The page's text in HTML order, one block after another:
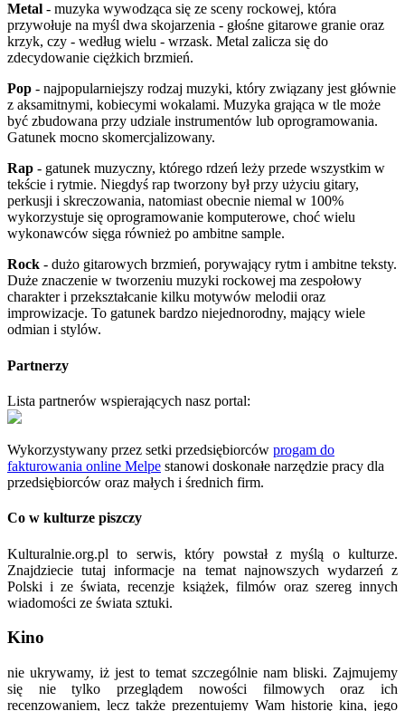
Metal - muzyka wywodząca się ze sceny rockowej, która
przywołuje na myśl dwa skojarzenia - głośne gitarowe granie oraz
krzyk, czy - według wielu - wrzask. Metal zalicza się do
zdecydowanie ciężkich brzmień.
Pop - najpopularniejszy rodzaj muzyki, który związany jest głównie
z aksamitnymi, kobiecymi wokalami. Muzyka grająca w tle może
być zbudowana przy udziale instrumentów lub oprogramowania.
Gatunek mocno skomercjalizowany.
Rap - gatunek muzyczny, którego rdzeń leży przede wszystkim w
tekście i rytmie. Niegdyś rap tworzony był przy użyciu gitary,
perkusji i skreczowania, natomiast obecnie niemal w 100%
wykorzystuje się oprogramowanie komputerowe, choć wielu
wykonawców sięga również po ambitne sample.
Rock - dużo gitarowych brzmień, porywający rytm i ambitne teksty.
Duże znaczenie w tworzeniu muzyki rockowej ma zespołowy
charakter i przekształcanie kilku motywów melodii oraz
improwizacje. To gatunek bardzo niejednorodny, mający wiele
odmian i stylów.
Partnerzy
Lista partnerów wspierających nasz portal:
Wykorzystywany przez setki przedsiębiorców progam do
fakturowania online Melpe stanowi doskonałe narzędzie pracy dla
przedsiębiorców oraz małych i średnich firm.
Co w kulturze piszczy
Kulturalnie.org.pl to serwis, który powstał z myślą o kulturze.
Znajdziecie tutaj informacje na temat najnowszych wydarzeń z
Polski i ze świata, recenzje książek, filmów oraz szereg innych
wiadomości ze świata sztuki.
Kino
nie ukrywamy, iż jest to temat szczególnie nam bliski. Zajmujemy
się nie tylko przeglądem nowości filmowych oraz ich
recenzowaniem, lecz także prezentujemy Wam historię kina, jego